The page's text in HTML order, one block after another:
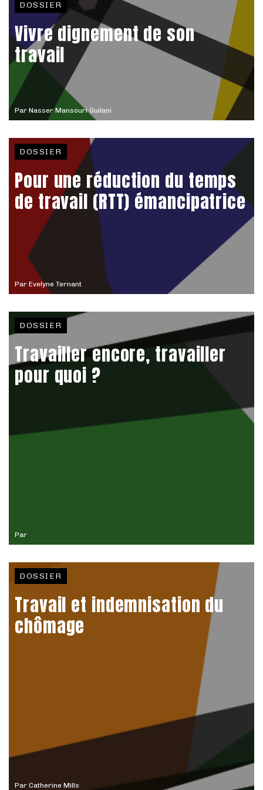
Par Nasser Mansouri Guilani
DOSSIER
Vivre dignement de son
travail
Par Evelyne Ternant
DOSSIER
Pour une réduction du temps
de travail (RTT) émancipatrice
Par
DOSSIER
Travailler encore, travailler
pour quoi ?
Par Catherine Mills
DOSSIER
Travail et indemnisation du
chômage